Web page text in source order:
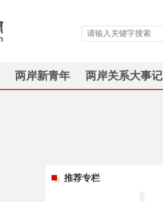
两岸新青年 两岸关系大事记
推荐专栏